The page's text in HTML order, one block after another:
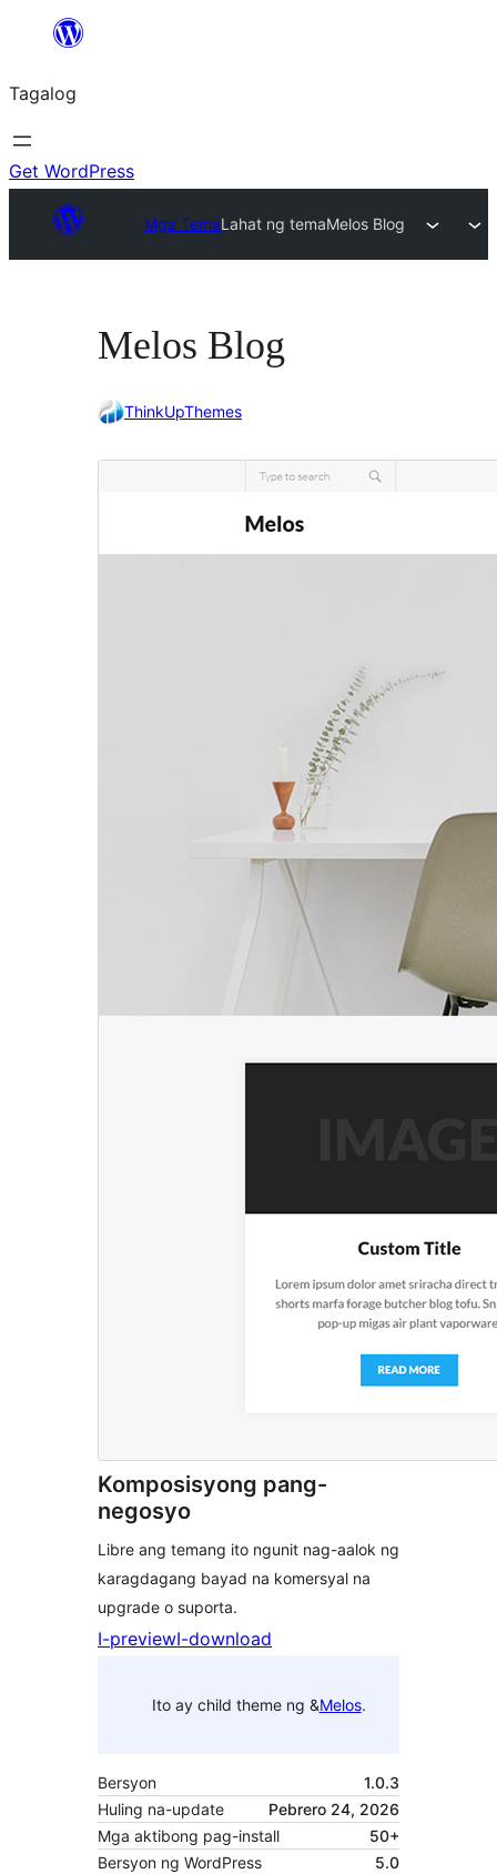
Lumaktaw
sa
content
Tagalog
Get WordPress
Mga TemaLahat ng temaMelos Blog
Melos Blog
ThinkUpThemes
Komposisyong pang-
negosyo
Libre ang temang ito ngunit nag-aalok ng
karagdagang bayad na komersyal na
upgrade o suporta.
I-previewI-download
Ito ay child theme ng &Melos.
Bersyon
1.0.3
Huling na-update
Pebrero 24, 2026
Mga aktibong pag-install
50+
Bersyon ng WordPress
5.0